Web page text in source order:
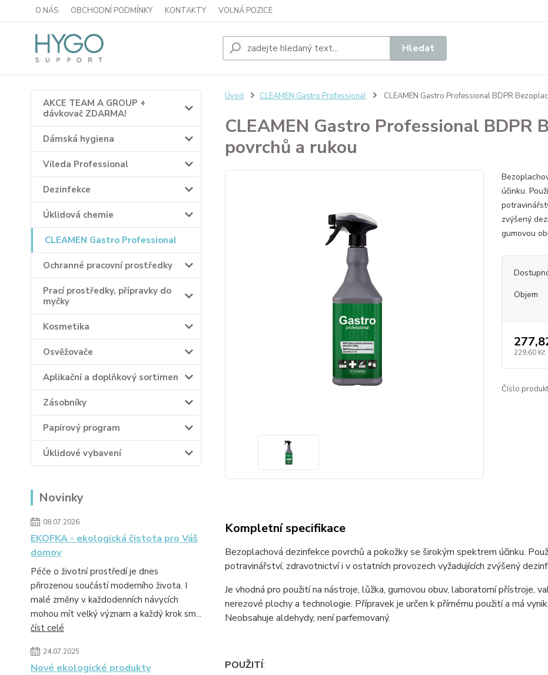
O NÁS OBCHODNÍ PODMÍNKY KONTAKTY VOLNÁ POZICE
Hledat
AKCE TEAM A GROUP +
dávkovač ZDARMA!
Dámská hygiena
Vileda Professional
Dezinfekce
Úklidová chemie
CLEAMEN Gastro Professional
Ochranné pracovní prostředky
Prací prostředky, přípravky do
myčky
Kosmetika
Osvěžovače
Aplikační a doplňkový sortimen
Zásobníky
Papírový program
Úklidové vybavení
Novinky
08.07.2026
EKOFKA - ekologická čistota pro Váš
domov
Péče o životní prostředí je dnes
přirozenou součástí moderního života. I
malé změny v každodenních návycích
mohou mít velký význam a každý krok sm...
číst celé
24.07.2025
Nové ekologické produkty
Úvod CLEAMEN Gastro Professional CLEAMEN Gastro Professional BDPR
CLEAMEN Gastro Professional BDPR
povrchů a rukou
účinku.
zvýšený
gumovou
Objem
229,60 Kč
Číslo
Kompletní specifikace
Bezoplachová dezinfekce povrchů a pokožky se širokým spektrem účinku.
potravinářství, zdravotnictví i v ostatních provozech vyžadujících zvýšený
​Je vhodná pro použití na nástroje, lůžka, gumovou obuv, laboratorní přístroje,
nerezové plochy a technologie. Přípravek je určen k přímému použití a má
Neobsahuje aldehydy, není parfemovaný.
POUŽITÍ: